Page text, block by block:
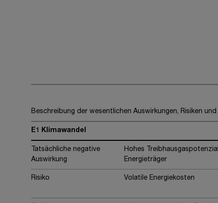
Beschreibung der wesentlichen Auswirkungen, Risiken und
E1 Klimawandel
Tatsächliche negative
Auswirkung
Hohes
Energieträger
Risiko Volatile Energiekosten